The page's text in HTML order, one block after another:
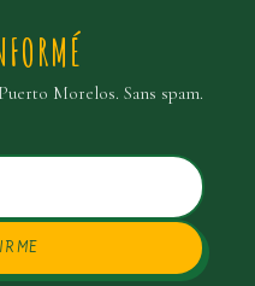
Morelos. Sans spam.